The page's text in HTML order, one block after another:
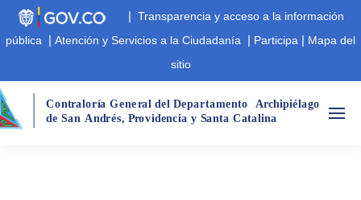
| Transparencia y acceso a la información
pública | Atención y Servicios a la Ciudadanía | Participa | Mapa del
sitio
Contraloría General del Departamento Archipiélago
de San Andrés, Providencia y Santa Catalina